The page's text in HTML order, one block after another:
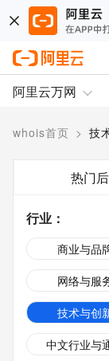
阿里云万网
whois首页 > 技
热门
行业 ：
商业与品
网络与服
技术与创
中文行业与